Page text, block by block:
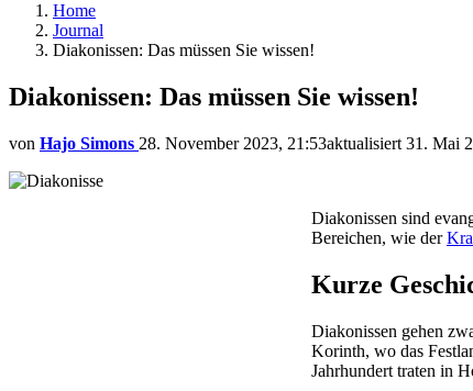
Home
Journal
Diakonissen: Das müssen Sie wissen!
Diakonissen: Das müssen Sie wissen!
von Hajo Simons 28. November 2023, 21:53aktualisiert 31. Mai
Diakonissen sind
Bereichen, wie der
Kurze
Diakonissen gehen
Korinth, wo das
Jahrhundert traten in